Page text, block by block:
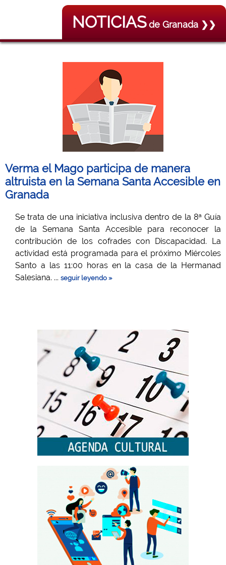
NOTICIASde Granada ❯❯
Verma el Mago participa de manera
altruista en la Semana Santa Accesible en
Granada
Se trata de una iniciativa inclusiva dentro de la 8ª Guía
de la Semana Santa Accesible para reconocer la
contribución de los cofrades con Discapacidad. La
actividad está programada para el próximo Miércoles
Santo a las 11:00 horas en la casa de la Hermanad
Salesiana. ... seguir leyendo »